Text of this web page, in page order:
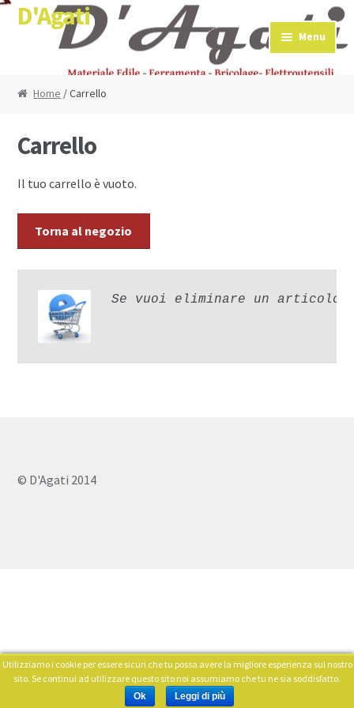
Skip to navigation
Skip to content
D'Agati
Menu
Home / Carrello
Carrello
Il tuo carrello è vuoto.
Torna al negozio
Se vuoi eliminare un
© D'Agati 2014
Cerca:
Utilizziamo i cookie per essere sicuri che tu possa avere la migliore esperienza sul nostro
sito. Se continui ad utilizzare questo sito noi assumiamo che tu ne sia soddisfatto.
Ok Leggi di più